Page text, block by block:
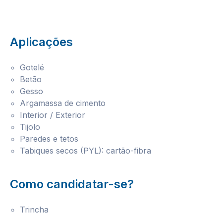
Aplicações
Gotelé
Betão
Gesso
Argamassa de cimento
Interior / Exterior
Tijolo
Paredes e tetos
Tabiques secos (PYL): cartão-fibra
Como candidatar-se?
Trincha